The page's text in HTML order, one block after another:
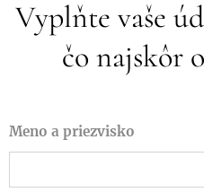
Vyplňte vaše
čo najskôr
Meno a priezvisko